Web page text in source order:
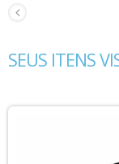
SEUS ITENS